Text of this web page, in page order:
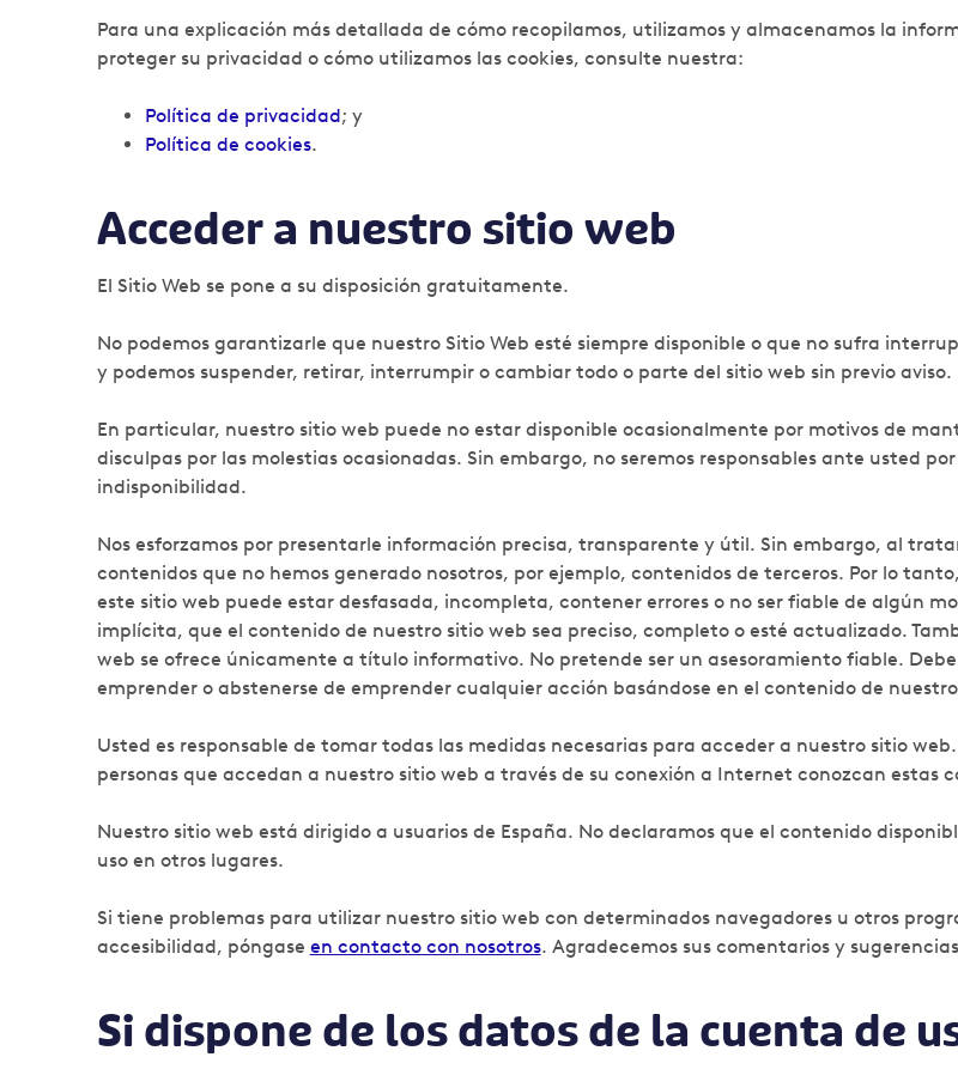
Para una explicación más detallada de cómo recopilamos, utilizamos y almacenamos la
proteger su privacidad o cómo utilizamos las cookies, consulte nuestra:
Política de privacidad; y
Política de cookies.
Acceder a nuestro sitio web
El Sitio Web se pone a su disposición gratuitamente.
No podemos garantizarle que nuestro Sitio Web esté siempre disponible o que no sufra
y podemos suspender, retirar, interrumpir o cambiar todo o parte del sitio web sin previo aviso.
En particular, nuestro sitio web puede no estar disponible ocasionalmente por motivos de
disculpas por las molestias ocasionadas. Sin embargo, no seremos responsables ante usted
indisponibilidad.
Nos esforzamos por presentarle información precisa, transparente y útil. Sin embargo, al
contenidos que no hemos generado nosotros, por ejemplo, contenidos de terceros. Por lo
este sitio web puede estar desfasada, incompleta, contener errores o no ser fiable de algún
implícita, que el contenido de nuestro sitio web sea preciso, completo o esté actualizado.
web se ofrece únicamente a título informativo. No pretende ser un asesoramiento fiable.
emprender o abstenerse de emprender cualquier acción basándose en el contenido de
Usted es responsable de tomar todas las medidas necesarias para acceder a nuestro sitio
personas que accedan a nuestro sitio web a través de su conexión a Internet conozcan estas
Nuestro sitio web está dirigido a usuarios de España. No declaramos que el contenido
uso en otros lugares.
Si tiene problemas para utilizar nuestro sitio web con determinados navegadores u otros
accesibilidad, póngase en contacto con nosotros. Agradecemos sus comentarios y
Si dispone de los datos de la cuenta de